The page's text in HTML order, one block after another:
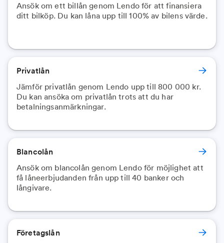
Ansök om ett billån genom Lendo för att finansiera
ditt bilköp. Du kan låna upp till 100% av bilens värde.
Privatlån
Jämför privatlån genom Lendo upp till 800 000 kr.
Du kan ansöka om privatlån trots att du har
betalningsanmärkningar.
Blancolån
Ansök om blancolån genom Lendo för möjlighet att
få låneerbjudanden från upp till 40 banker och
långivare.
Företagslån